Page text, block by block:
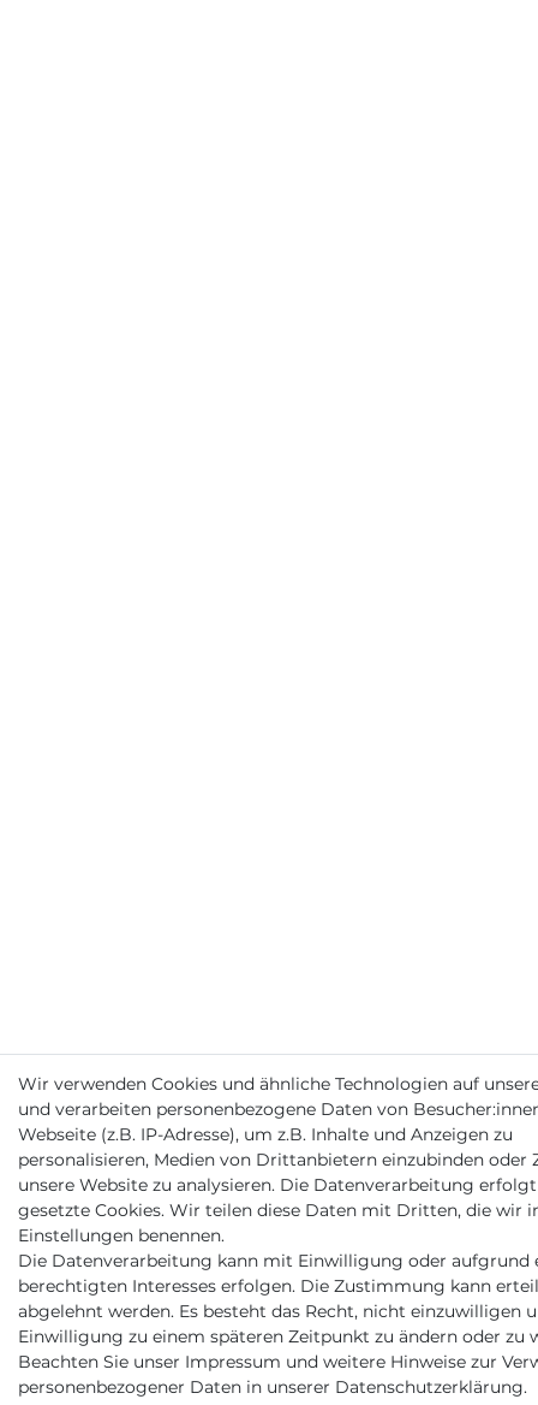
Wir verwenden Cookies und ähnliche Technologien auf
und verarbeiten personenbezogene Daten von
Webseite (z.B. IP-Adresse), um z.B. Inhalte und Anzeigen zu
personalisieren, Medien von Drittanbietern einzubinden oder
unsere Website zu analysieren. Die Datenverarbeitung
gesetzte Cookies. Wir teilen diese Daten mit Dritten, die wir
Einstellungen benennen.
Die Datenverarbeitung kann mit Einwilligung oder aufgrund
berechtigten Interesses erfolgen. Die Zustimmung kann
abgelehnt werden. Es besteht das Recht, nicht einzuwilligen
Einwilligung zu einem späteren Zeitpunkt zu ändern oder zu
Beachten Sie unser Impressum und weitere Hinweise zur
personenbezogener Daten in unserer Daten­schutz­erklärung.